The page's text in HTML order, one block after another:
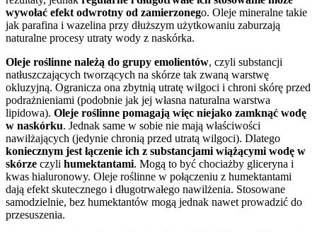
wywołać efekt odwrotny od zamierzonego. Oleje mineralne takie
jak parafina i wazelina przy dłuższym użytkowaniu zaburzają
naturalne procesy utraty wody z naskórka.
Oleje roślinne należą do grupy emolientów, czyli substancji
natłuszczających tworzących na skórze tak zwaną warstwę
okluzyjną. Ogranicza ona zbytnią utratę wilgoci i chroni skórę przed
podrażnieniami (podobnie jak jej własna naturalna warstwa
lipidowa). Oleje roślinne pomagają więc niejako zamknąć wodę
w naskórku. Jednak same w sobie nie mają właściwości
nawilżających (jedynie chronią przed utratą wilgoci). Dlatego
koniecznym jest łączenie ich z substancjami wiążącymi wodę w
skórze czyli humektantami. Mogą to być chociażby gliceryna i
kwas hialuronowy. Oleje roślinne w połączeniu z humektantami
dają efekt skutecznego i długotrwałego nawilżenia. Stosowane
samodzielnie, bez humektantów mogą jednak nawet prowadzić do
przesuszenia.